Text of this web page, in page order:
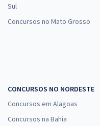
Sul
Concursos no Mato Grosso
CONCURSOS NO NORDESTE
Concursos em Alagoas
Concursos na Bahia